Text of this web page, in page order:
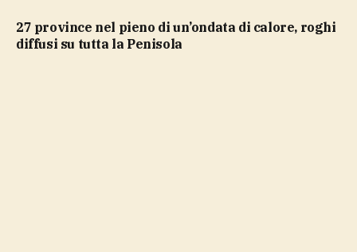
27 province nel pieno di un’ondata di calore, roghi
diffusi su tutta la Penisola